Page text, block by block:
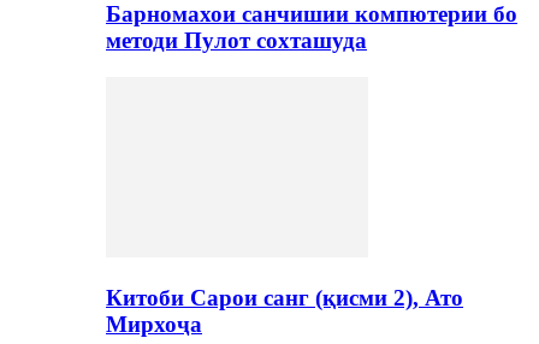
Барномахои санчишии компютерии бо
методи Пулот сохташуда
Китоби Сарои санг (қисми 2), Ато
Мирхоҷа